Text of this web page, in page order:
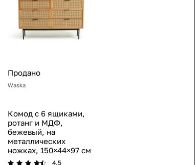
Продано
Waska
Комод с 6 ящиками,
ротанг и МДФ,
бежевый, на
металлических
ножках, 150×44×97 см
4.5